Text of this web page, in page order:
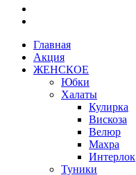
Главная
Акция
ЖЕНСКОЕ
Юбки
Халаты
Кулирка
Вискоза
Велюр
Махра
Интерлок
Туники